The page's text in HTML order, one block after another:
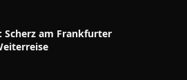
Scherz am Frankfurter